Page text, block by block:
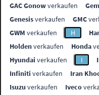
GAC Gonowverkaufen
Genesisverkaufen GMC
GWM verkaufen H
Holdenverkaufen Honda
Hyundai verkaufen I
Infiniti verkaufen Iran
Isuzu verkaufen Iveco